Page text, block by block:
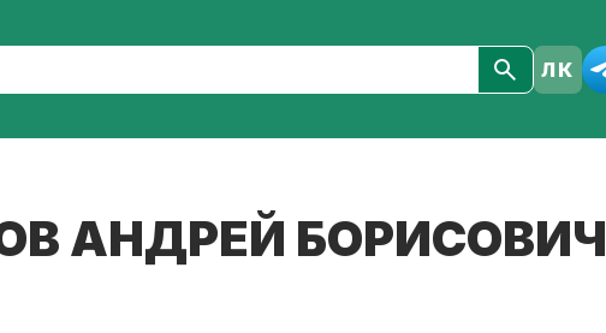
АНДРЕЙ БОРИСОВИЧ